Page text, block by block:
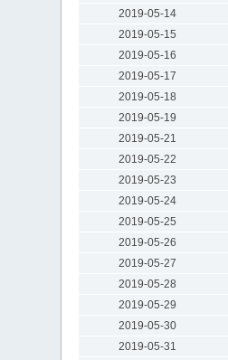
2019-05-14
2019-05-15
2019-05-16
2019-05-17
2019-05-18
2019-05-19
2019-05-21
2019-05-22
2019-05-23
2019-05-24
2019-05-25
2019-05-26
2019-05-27
2019-05-28
2019-05-29
2019-05-30
2019-05-31